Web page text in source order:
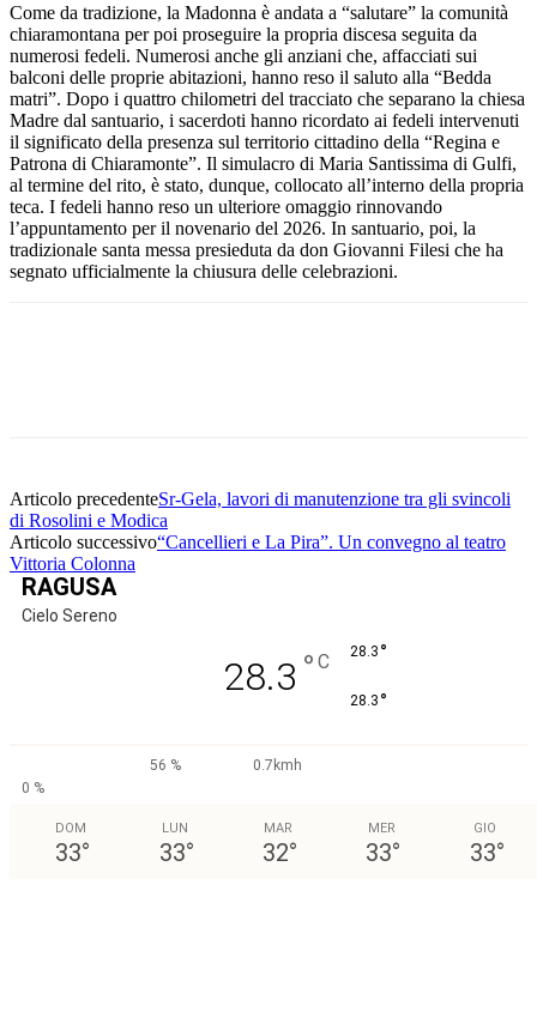
Come da tradizione, la Madonna è andata a “salutare” la comunità
chiaramontana per poi proseguire la propria discesa seguita da
numerosi fedeli. Numerosi anche gli anziani che, affacciati sui
balconi delle proprie abitazioni, hanno reso il saluto alla “Bedda
matri”. Dopo i quattro chilometri del tracciato che separano la chiesa
Madre dal santuario, i sacerdoti hanno ricordato ai fedeli intervenuti
il significato della presenza sul territorio cittadino della “Regina e
Patrona di Chiaramonte”. Il simulacro di Maria Santissima di Gulfi,
al termine del rito, è stato, dunque, collocato all’interno della propria
teca. I fedeli hanno reso un ulteriore omaggio rinnovando
l’appuntamento per il novenario del 2026. In santuario, poi, la
tradizionale santa messa presieduta da don Giovanni Filesi che ha
segnato ufficialmente la chiusura delle celebrazioni.
Articolo precedenteSr-Gela, lavori di manutenzione tra gli svincoli
di Rosolini e Modica
Articolo successivo“Cancellieri e La Pira”. Un convegno al teatro
Vittoria Colonna
RAGUSA
Cielo Sereno
28.3 ° C 28.3 °
28.3 °
56 %
0.7kmh
0 %
DOM
33°
LUN
33°
MAR
32°
MER
33°
GIO
33°